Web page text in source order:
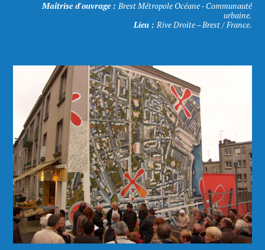
Maîtrise d'ouvrage : Brest Métropole Océane - Communauté
urbaine.
Lieu : Rive Droite – Brest / France.